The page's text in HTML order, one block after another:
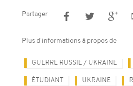
Partager
Plus d'informations à propos de
GUERRE RUSSIE / UKRAINE
ÉTUDIANT UKRAINE